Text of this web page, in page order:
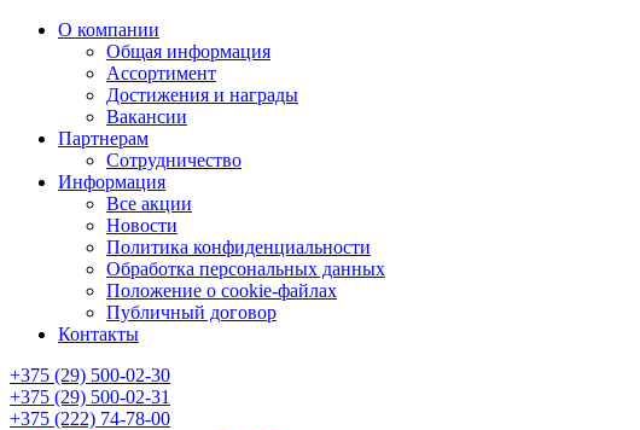
О компании
Общая информация
Ассортимент
Достижения и награды
Вакансии
Партнерам
Сотрудничество
Информация
Все акции
Новости
Политика конфиденциальности
Обработка персональных данных
Положение о cookie-файлах
Публичный договор
Контакты
+375 (29) 500-02-30
+375 (29) 500-02-31
+375 (222) 74-78-00